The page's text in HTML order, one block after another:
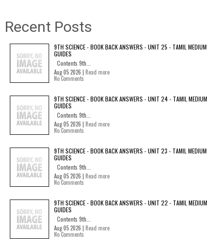
Recent Posts
9TH SCIENCE - BOOK BACK ANSWERS - UNIT 25 - TAMIL MEDIUM
GUIDES
Contents 9th...
Aug 05 2026 | Read more
No Comments
9TH SCIENCE - BOOK BACK ANSWERS - UNIT 24 - TAMIL MEDIUM
GUIDES
Contents 9th...
Aug 05 2026 | Read more
No Comments
9TH SCIENCE - BOOK BACK ANSWERS - UNIT 23 - TAMIL MEDIUM
GUIDES
Contents 9th...
Aug 05 2026 | Read more
No Comments
9TH SCIENCE - BOOK BACK ANSWERS - UNIT 22 - TAMIL MEDIUM
GUIDES
Contents 9th...
Aug 05 2026 | Read more
No Comments